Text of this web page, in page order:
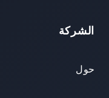
الشركة
حول